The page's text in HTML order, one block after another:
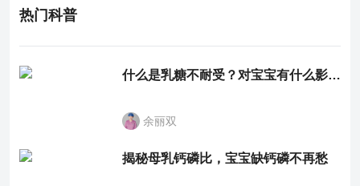
热门科普
什么是乳糖不耐受？对宝宝有什么影响？
余丽双
揭秘母乳钙磷比，宝宝缺钙磷不再愁